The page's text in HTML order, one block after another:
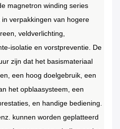
magnetron winding series
verpakkingen van hogere
veldverlichting,
isolatie en vorstpreventie. De
zijn dat het basismateriaal
een hoog doelgebruik, een
het opblaasysteem, een
en handige bediening.
kunnen worden geplatteerd